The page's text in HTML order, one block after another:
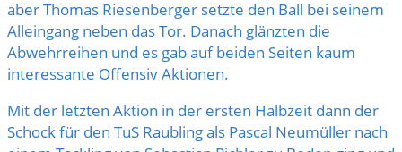
aber Thomas Riesenberger setzte den Ball bei seinem
Alleingang neben das Tor. Danach glänzten die
Abwehrreihen und es gab auf beiden Seiten kaum
interessante Offensiv Aktionen.
Mit der letzten Aktion in der ersten Halbzeit dann der
Schock für den TuS Raubling als Pascal Neumüller nach